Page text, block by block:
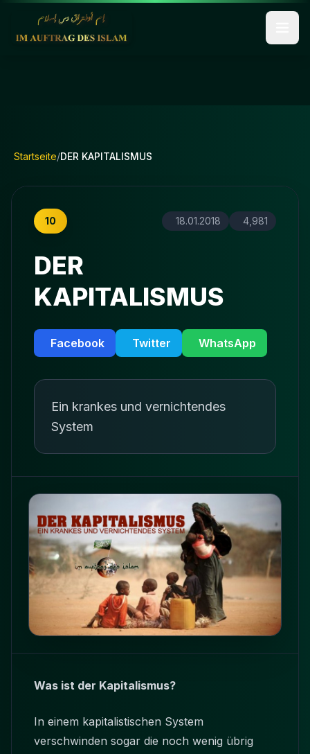
Startseite/DER KAPITALISMUS
10 18.01.2018 4,981
DER
KAPITALISMUS
Facebook Twitter WhatsApp
Ein krankes und vernichtendes
System
Was ist der Kapitalismus?
In einem kapitalistischen System
verschwinden sogar die noch wenig übrig